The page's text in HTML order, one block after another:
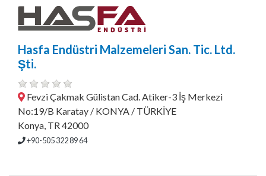
Hasfa Endüstri Malzemeleri San. Tic. Ltd.
Şti.
Fevzi Çakmak Gülistan Cad. Atiker-3 İş Merkezi
No:19/B Karatay / KONYA / TÜRKİYE
Konya, TR 42000
+90-505 322 89 64